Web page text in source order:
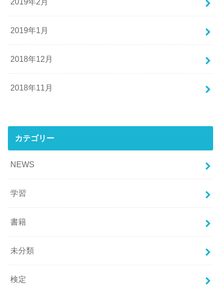
2019年1月
2018年12月
2018年11月
カテゴリー
NEWS
学習
書籍
未分類
検定